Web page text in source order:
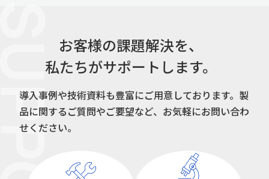
お客様の課題解決を、
私たちがサポートします。
導入事例や技術資料も豊富にご用意しております。 製
品に関するご質問やご要望など、お気軽にお問い合わ
せください。